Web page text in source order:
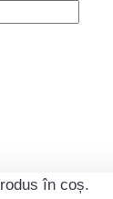
în coș.